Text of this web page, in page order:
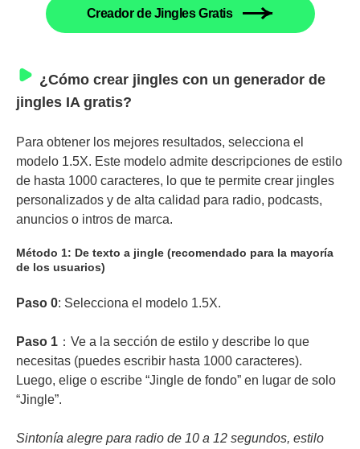
Creador de Jingles Gratis
¿Cómo crear jingles con un generador de
jingles IA gratis?
Para obtener los mejores resultados, selecciona el
modelo 1.5X. Este modelo admite descripciones de estilo
de hasta 1000 caracteres, lo que te permite crear jingles
personalizados y de alta calidad para radio, podcasts,
anuncios o intros de marca.
Método 1: De texto a jingle (recomendado para la mayoría
de los usuarios)
Paso 0: Selecciona el modelo 1.5X.
Paso 1 ：Ve a la sección de estilo y describe lo que
necesitas (puedes escribir hasta 1000 caracteres).
Luego, elige o escribe “Jingle de fondo” en lugar de solo
“Jingle”.
Sintonía alegre para radio de 10 a 12 segundos, estilo